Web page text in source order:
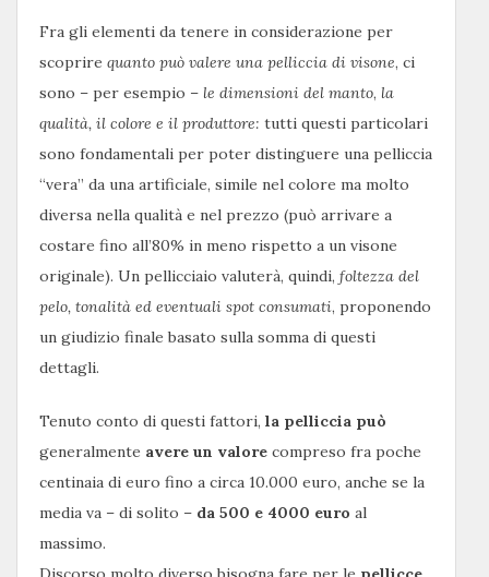
Fra gli elementi da tenere in considerazione per
scoprire quanto può valere una pelliccia di visone, ci
sono – per esempio – le dimensioni del manto, la
qualità, il colore e il produttore: tutti questi particolari
sono fondamentali per poter distinguere una pelliccia
“vera” da una artificiale, simile nel colore ma molto
diversa nella qualità e nel prezzo (può arrivare a
costare fino all’80% in meno rispetto a un visone
originale). Un pellicciaio valuterà, quindi, foltezza del
pelo, tonalità ed eventuali spot consumati, proponendo
un giudizio finale basato sulla somma di questi
dettagli.
Tenuto conto di questi fattori, la pelliccia può
generalmente avere un valore compreso fra poche
centinaia di euro fino a circa 10.000 euro, anche se la
media va – di solito – da 500 e 4000 euro al
massimo.